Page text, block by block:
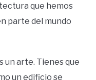
que hemos
parte del mundo
un arte. Tienes que
un edificio se